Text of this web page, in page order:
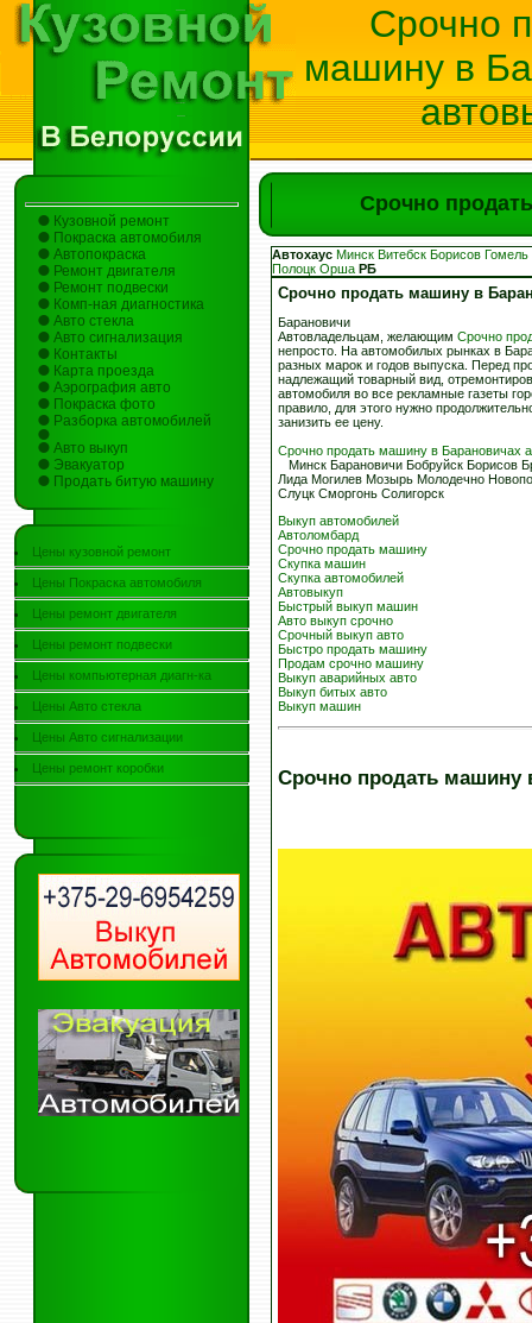
Срочно
машину в
Кузовной ремонт
Покраска автомобиля
Автопокраска
Ремонт двигателя
Ремонт подвески
Комп-ная диагностика
Авто стекла
Авто сигнализация
Контакты
Карта проезда
Аэрография авто
Покраска фото
Разборка автомобилей
Авто выкуп
Эвакуатор
Продать битую машину
Цены кузовной ремонт
Цены Покраска автомобиля
Цены ремонт двигателя
Цены ремонт подвески
Цены компьютерная диагн-ка
Цены Авто стекла
Цены Авто сигнализации
Цены ремонт коробки
Срочно
Автохаус Минск Витебск Борисов Гомель
Полоцк Орша РБ
Срочно продать машину в
Барановичи
Автовладельцам, желающим Срочно
непросто. На автомобилых рынках в
разных марок и годов выпуска. Перед
надлежащий товарный вид,
автомобиля во все рекламные газеты
правило, для этого нужно
занизить ее цену.
Срочно продать машину в Барановичах
Минск Барановичи Бобруйск Борисов
Лида Могилев Мозырь Молодечно
Слуцк Сморгонь Солигорск
Выкуп автомобилей
Автоломбард
Срочно продать машину
Скупка машин
Скупка автомобилей
Автовыкуп
Быстрый выкуп машин
Авто выкуп срочно
Срочный выкуп авто
Быстро продать машину
Продам срочно машину
Выкуп аварийных авто
Выкуп битых авто
Выкуп машин
Срочно продать машину